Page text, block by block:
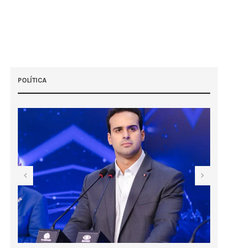
POLÍTICA